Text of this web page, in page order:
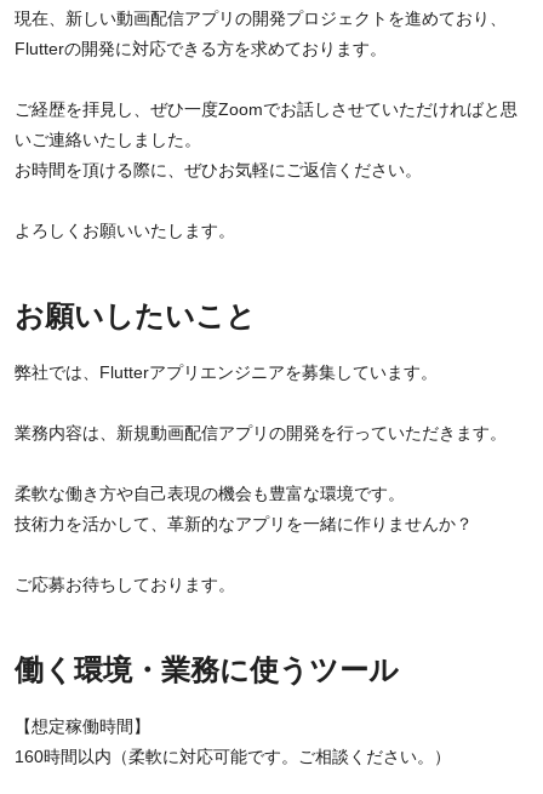
現在、新しい動画配信アプリの開発プロジェクトを進めており、
Flutterの開発に対応できる方を求めております。
ご経歴を拝見し、ぜひ一度Zoomでお話しさせていただければと思
いご連絡いたしました。
お時間を頂ける際に、ぜひお気軽にご返信ください。
よろしくお願いいたします。
お願いしたいこと
弊社では、Flutterアプリエンジニアを募集しています。
業務内容は、新規動画配信アプリの開発を行っていただきます。
柔軟な働き方や自己表現の機会も豊富な環境です。
技術力を活かして、革新的なアプリを一緒に作りませんか？
ご応募お待ちしております。
働く環境・業務に使うツール
【想定稼働時間】
160時間以内（柔軟に対応可能です。ご相談ください。）